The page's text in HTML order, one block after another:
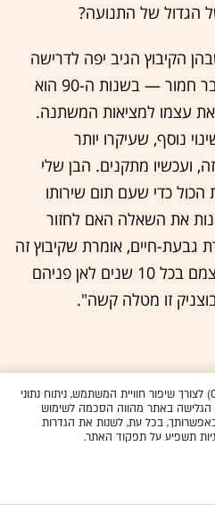
הגדול של התנועה?
לסוף שנות ה-70, שבהן הקיבוץ הגיב יפה לדרישה
ללינה משפחתית, ומנע משבר חמור — בשנות ה-90 הוא
עצמו למציאות המשתנה.
נוסף, שעיקרו יותר
ועכשיו מתקנים. הבן שלי
לעשות הכול כדי שעם תום שירותו
את השאלה האם לחזור
גבעת-חיים, אומרת שקיבוץ זה
מקום שחבריו שואלים את עצמם בכל 10 שנים לאן פניהם
זו מטלה קשה".
להב, חושב על פני הקיבוץ
שיישארו במתכונתם
— קיבוץ מלא ולצדו שכונת
מהקהילה לצורך תרבות,
האתר עושה שימוש בעוגיות (Cookies) לצורך שיפור חוויית המשתמש, ניתוח נתוני
באתר מהווה הסכמה לשימוש
בכל עת, לשנות את הגדרות
תשפיע על תפקוד האתר.